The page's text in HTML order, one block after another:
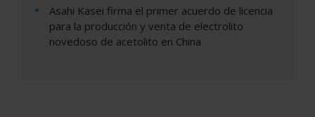
Asahi Kasei firma el primer acuerdo de licencia
para la producción y venta de electrolito
novedoso de acetolito en China